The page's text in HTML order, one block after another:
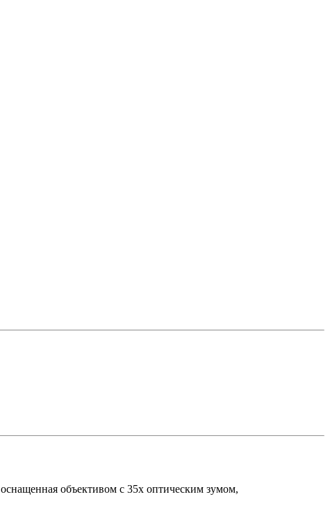
объективом с 35х оптическим зумом,